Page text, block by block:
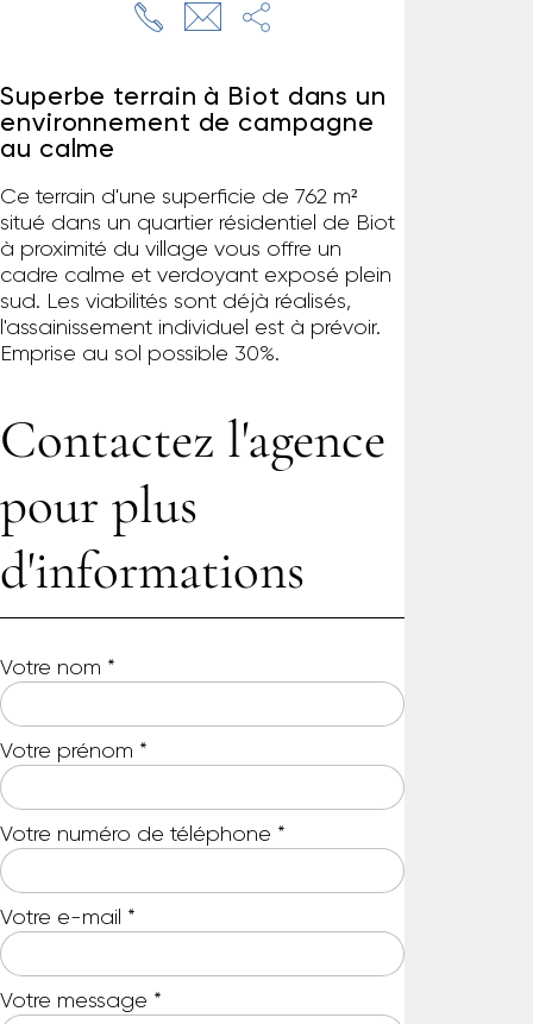
Superbe terrain à Biot dans un
environnement de campagne
au calme
Ce terrain d'une superficie de 762 m²
situé dans un quartier résidentiel de Biot
à proximité du village vous offre un
cadre calme et verdoyant exposé plein
sud. Les viabilités sont déjà réalisés,
l'assainissement individuel est à prévoir.
Emprise au sol possible 30%.
Contactez l'agence
pour plus
d'informations
Votre nom *
Votre prénom *
Votre numéro de téléphone *
Votre e-mail *
Votre message *